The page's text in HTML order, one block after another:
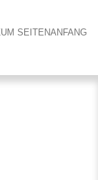
SEITENANFANG